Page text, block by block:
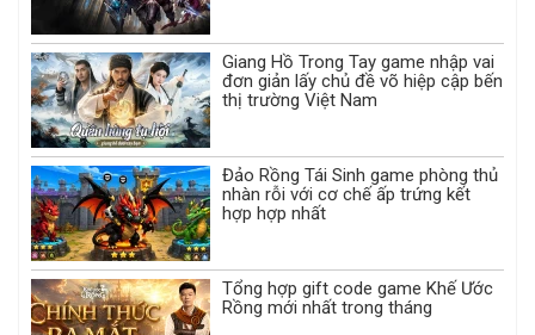
Giang Hồ Trong Tay game nhập vai
đơn giản lấy chủ đề võ hiệp cập bến
thị trường Việt Nam
Đảo Rồng Tái Sinh game phòng thủ
nhàn rỗi với cơ chế ấp trứng kết
hợp hợp nhất
Tổng hợp gift code game Khế Ước
Rồng mới nhất trong tháng